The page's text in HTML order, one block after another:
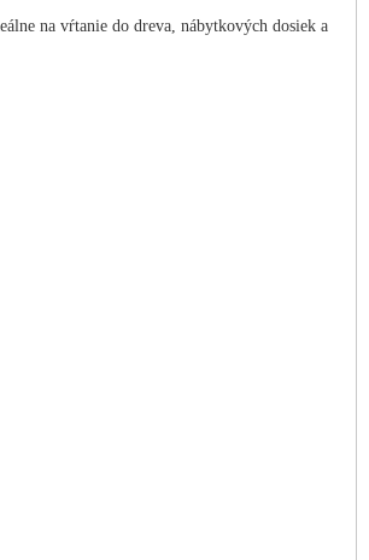
na vŕtanie do dreva, nábytkových dosiek a